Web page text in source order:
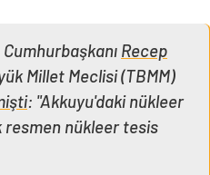
Recep
Millet Meclisi (TBMM)
: "Akkuyu'daki nükleer
resmen nükleer tesis